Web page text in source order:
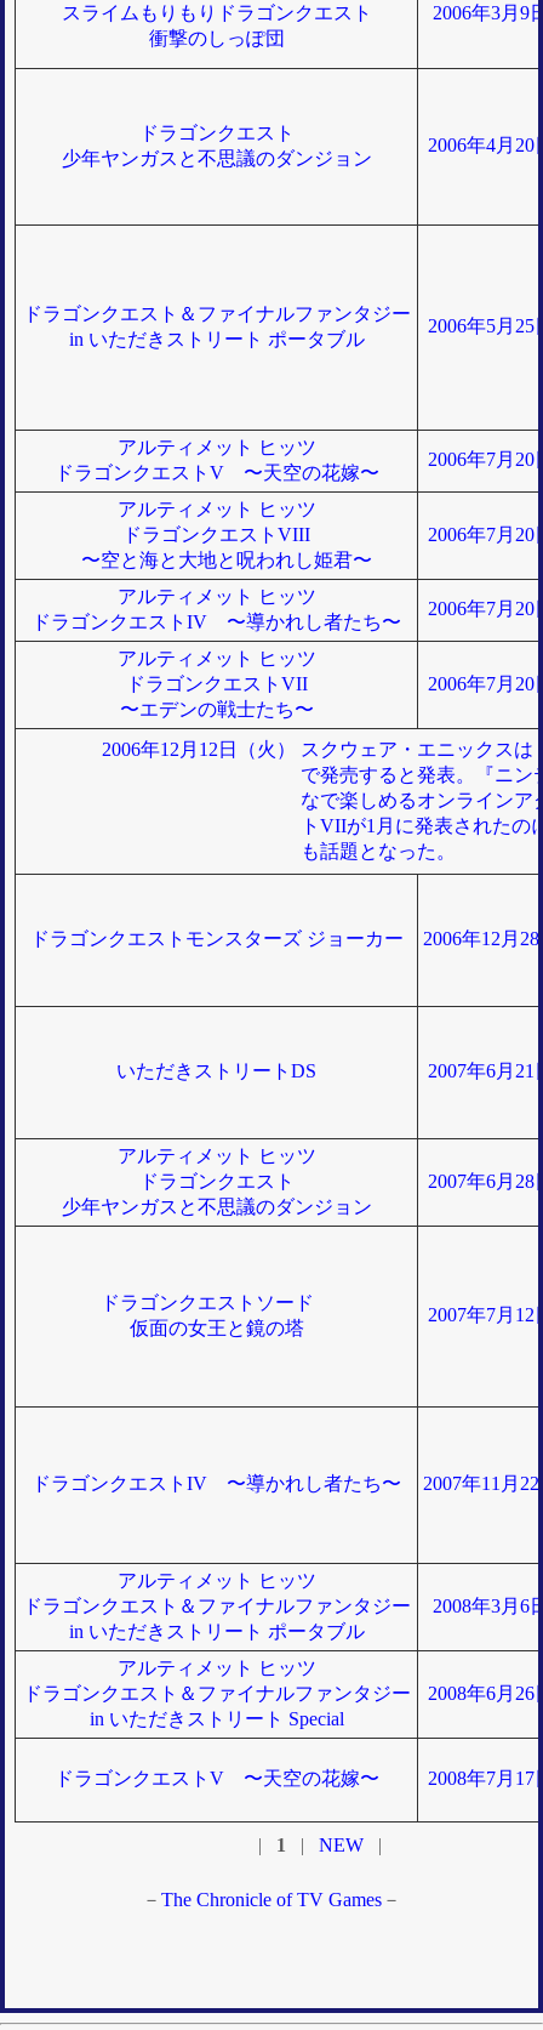
スライムもりもりドラゴンクエスト
衝撃のしっぽ団
2006年3月9
ドラゴンクエスト
少年ヤンガスと不思議のダンジョン
2006年4月20
ドラゴンクエスト＆ファイナルファンタジー
in いただきストリート ポータブル
2006年5月25
アルティメット ヒッツ
ドラゴンクエストV 〜天空の花嫁〜
2006年7月20
アルティメット ヒッツ
ドラゴンクエストVIII
〜空と海と大地と呪われし姫君〜
2006年7月20
アルティメット ヒッツ
ドラゴンクエストIV 〜導かれし者たち〜
2006年7月20
アルティメット ヒッツ
ドラゴンクエストVII
〜エデンの戦士たち〜
2006年7月20
2006年12月12日（火）
スクウェア・エニックス
で発売すると発表。『ニン
なで楽しめるオンライン
トVIIが1月に発表されたの
も話題となった。
ドラゴンクエストモンスターズ ジョーカー 2006年12月
いただきストリートDS 2007年6月21
アルティメット ヒッツ
ドラゴンクエスト
少年ヤンガスと不思議のダンジョン
2007年6月28
ドラゴンクエストソード
仮面の女王と鏡の塔
2007年7月12
ドラゴンクエストIV 〜導かれし者たち〜 2007年11月
アルティメット ヒッツ
ドラゴンクエスト＆ファイナルファンタジー
in いただきストリート ポータブル
2008年3月6
アルティメット ヒッツ
ドラゴンクエスト＆ファイナルファンタジー
in いただきストリート Special
2008年6月26
ドラゴンクエストV 〜天空の花嫁〜 2008年7月17
| 1 | NEW |
－ The Chronicle of TV Games －